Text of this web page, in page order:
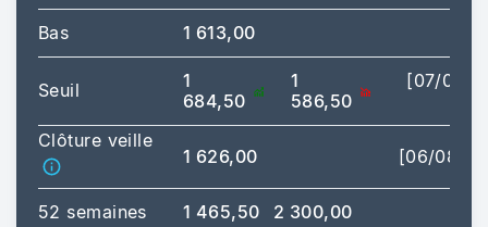
Bas 1 613,00
Seuil
1
684,50
1
586,50
[07/08/
Clôture veille
1 626,00 [06/08/
52 semaines 1 465,50
2 300,00